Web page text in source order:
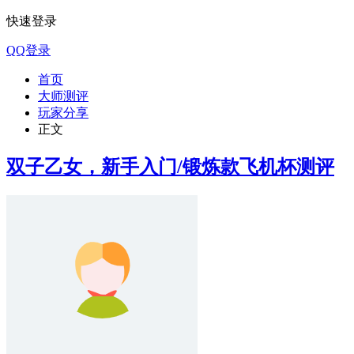
快速登录
QQ登录
首页
大师测评
玩家分享
正文
双子乙女，新手入门/锻炼款​飞机杯测评